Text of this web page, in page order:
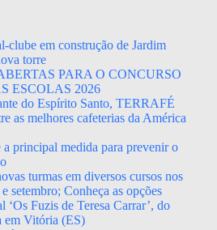
clube em construção de Jardim
torre
PARA O CONCURSO
ESCOLAS 2026
do Espírito Santo, TERRAFÉ
as melhores cafeterias da América
a principal medida para prevenir o
turmas em diversos cursos nos
setembro; Conheça as opções
‘Os Fuzis de Teresa Carrar’, do
em Vitória (ES)